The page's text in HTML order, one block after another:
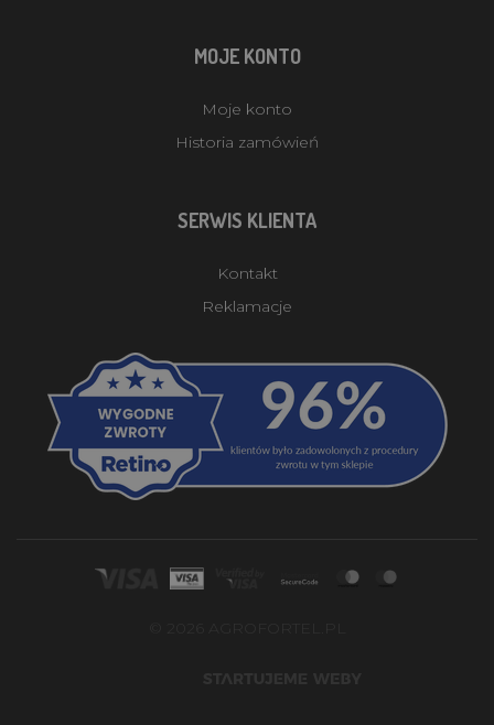
MOJE KONTO
Moje konto
Historia zamówień
SERWIS KLIENTA
Kontakt
Reklamacje